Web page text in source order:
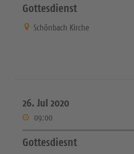
Gottesdienst
Schönbach Kirche
26. Jul 2020
09:00
Gottesdiesnt